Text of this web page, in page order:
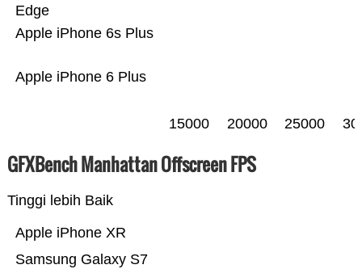
Apple iPhone 6 Plus
Apple iPhone 6s Plus
Edge
15000 20000 25000
GFXBench Manhattan Offscreen FPS
Tinggi lebih Baik
Samsung Galaxy S7
Apple iPhone XR